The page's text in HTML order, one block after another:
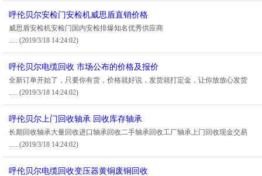
呼伦贝尔安检门安检机威思盾直销价格
威思盾安检机安检门国内安检排爆知名优秀供应商
..... (2019/3/18 14:24:02)
呼伦贝尔电缆回收 市场公布的价格及报价
全新订单开始了，只要你有货，价格就好说，发货就打定金，让你放放心发货
..... (2019/3/18 14:24:02)
呼伦贝尔上门回收轴承 回收库存轴承
长期回收轴承大量回收进口轴承回收二手轴承回收工厂轴承上门回收现金交易
..... (2019/3/18 14:24:02)
呼伦贝尔电缆回收变压器黄铜废铜回收